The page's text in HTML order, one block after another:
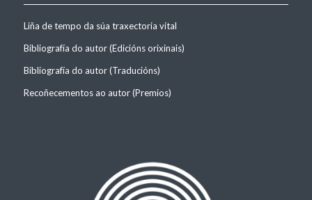
Liña de tempo da súa traxectoria vital
Bibliografía do autor (Edicións orixinais)
Bibliografía do autor (Traducións)
Recoñecementos ao autor (Premios)